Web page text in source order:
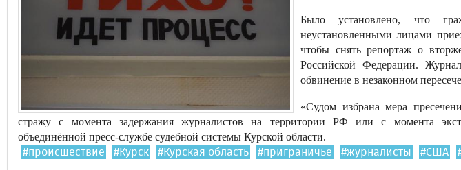
Было установлено, что
неустановленными лицами
чтобы снять репортаж о
Российской Федерации.
обвинение в незаконном
«Судом избрана мера
стражу с момента задержания журналистов на территории РФ или с момента
объединённой пресс-службе судебной системы Курской области.
#происшествие #Курск #Курская область #приграничье #журналисты #США